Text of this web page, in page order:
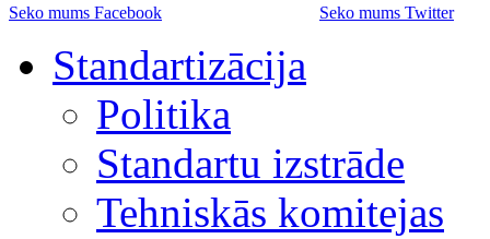
Seko mums Facebook
Seko mums Twitter
Standartizācija
Politika
Standartu izstrāde
Tehniskās komitejas